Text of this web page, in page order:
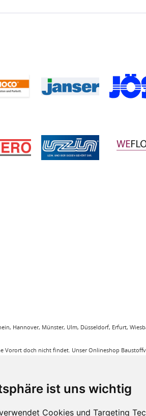
ist uns wichtig
Cookies und Targeting
Hannover, Münster, Ulm, Düsseldorf, Erfurt,
Vorort doch nicht findet. Unser Onlineshop
Anstrengung. Sie bestellen bequem online und
garantieren Ihnen bei unseren Produkten den
Außerdem eine große Auswahl an Bodenbelägen
bereit. Baustoffe für den Außenbereich haben